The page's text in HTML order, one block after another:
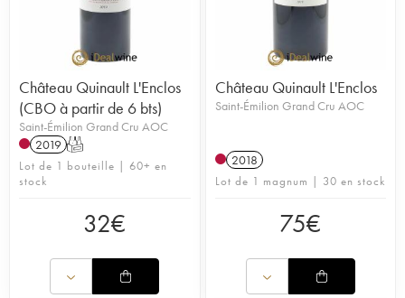
Château Quinault L'Enclos
(CBO à partir de 6 bts)
Saint-Émilion Grand Cru AOC
2019 T
Lot de 1 bouteille | 60+ en
stock
32€
Château Quinault L'Enclos
Saint-Émilion Grand Cru AOC
2018
Lot de 1 magnum | 30 en stock
75€